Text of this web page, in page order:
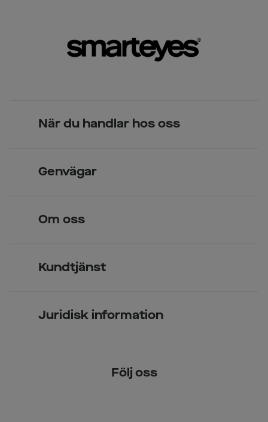
När du handlar hos oss
Över 70 butiker
Genvägar
Kontaktlinser
Om oss
Kundtjänst
Juridisk information
Följ oss